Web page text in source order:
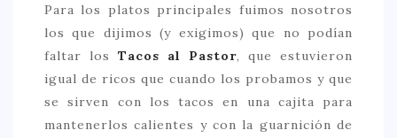
Para los platos principales fuimos nosotros
los que dijimos (y exigimos) que no podían
faltar los Tacos al Pastor, que estuvieron
igual de ricos que cuando los probamos y que
se sirven con los tacos en una cajita para
mantenerlos calientes y con la guarnición de